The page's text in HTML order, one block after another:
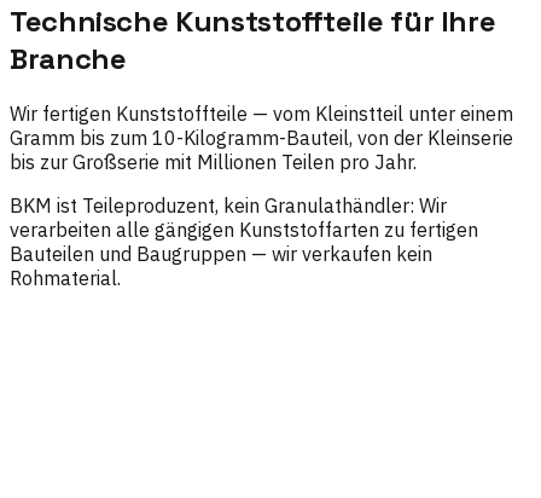
Technische Kunststoffteile für Ihre
Branche
Wir fertigen Kunststoffteile — vom Kleinstteil unter einem
Gramm bis zum 10-Kilogramm-Bauteil, von der Kleinserie
bis zur Großserie mit Millionen Teilen pro Jahr.
BKM ist Teileproduzent, kein Granulathändler: Wir
verarbeiten alle gängigen Kunststoffarten zu fertigen
Bauteilen und Baugruppen — wir verkaufen kein
Rohmaterial.